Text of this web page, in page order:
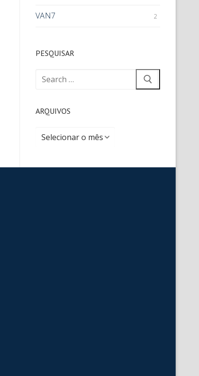
VAN7 2
PESQUISAR
ARQUIVOS